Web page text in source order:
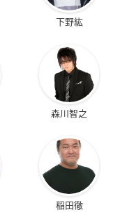
下野紘
森川智之
稲田徹